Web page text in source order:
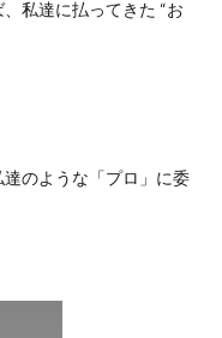
私達に払ってきた “お
のような「プロ」に委